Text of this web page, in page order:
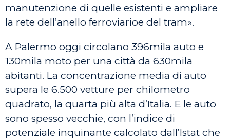
manutenzione di quelle esistenti e ampliare
la rete dell’anello ferroviarioe del tram».
A Palermo oggi circolano 396mila auto e
130mila moto per una città da 630mila
abitanti. La concentrazione media di auto
supera le 6.500 vetture per chilometro
quadrato, la quarta più alta d’Italia. E le auto
sono spesso vecchie, con l’indice di
potenziale inquinante calcolato dall’Istat che